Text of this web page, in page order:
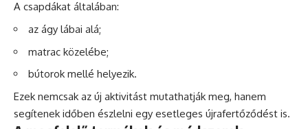
A csapdákat általában:
az ágy lábai alá;
matrac közelébe;
bútorok mellé helyezik.
Ezek nemcsak az új aktivitást mutathatják meg, hanem
segítenek időben észlelni egy esetleges újrafertőződést is.